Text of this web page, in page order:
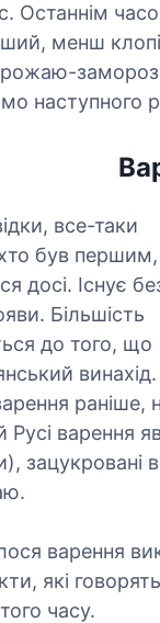
Останнім
менш
наступного
все-таки
хто був
досі. Існує
Більшість
до того, що
винахід.
раніше,
Русі варення
зацукровані
варення
які
часу.